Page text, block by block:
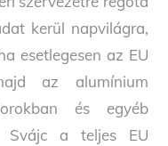
kerül napvilágra,
esetlegesen az EU
az alumínium
és egyéb
Svájc a teljes EU